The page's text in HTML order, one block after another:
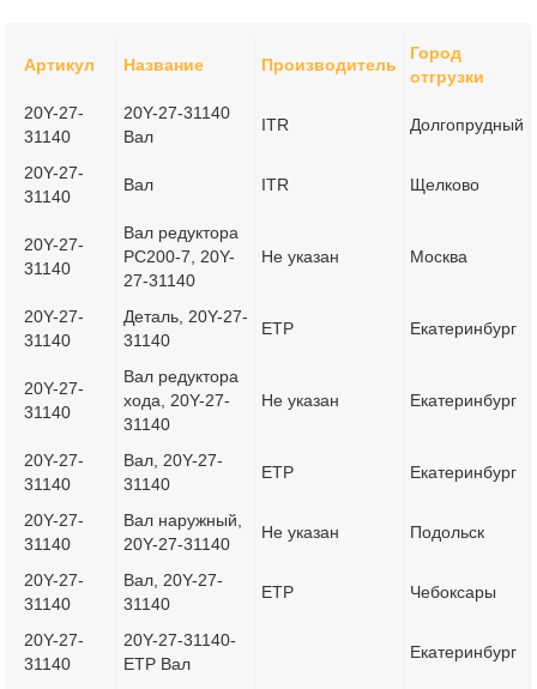
Артикул Название Производитель
Город
отгрузки
20Y-27-
31140
20Y-27-31140
Вал
ITR Долгопрудный
20Y-27-
31140
Вал ITR Щелково
20Y-27-
31140
Вал редуктора
PC200-7, 20Y-
27-31140
Не указан Москва
20Y-27-
31140
Деталь, 20Y-27-
31140
ETP Екатеринбург
20Y-27-
31140
Вал редуктора
хода, 20Y-27-
31140
Не указан Екатеринбург
20Y-27-
31140
Вал, 20Y-27-
31140
ETP Екатеринбург
20Y-27-
31140
Вал наружный,
20Y-27-31140
Не указан Подольск
20Y-27-
31140
Вал, 20Y-27-
31140
ETP Чебоксары
20Y-27-
31140
20Y-27-31140-
ETP Вал
Екатеринбург